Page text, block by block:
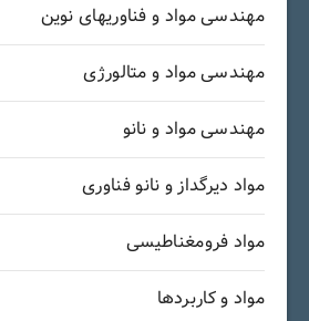
مهندسی مواد و فناوریهای نوین
مهندسی مواد و متالورژی
مهندسی مواد و نانو
مواد دیرگداز و نانو فناوری
مواد فرومغناطیسی
مواد و کاربردها